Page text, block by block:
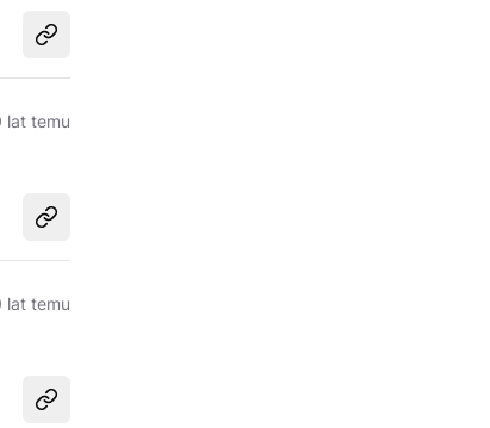
Udostępnij
lat temu
Udostępnij
lat temu
Udostępnij